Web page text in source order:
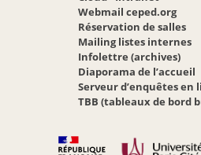
Webmail ceped.org
Réservation de salles
Mailing listes internes
Infolettre (archives)
Diaporama de l’accueil
Serveur d’enquêtes en
TBB (tableaux de bord